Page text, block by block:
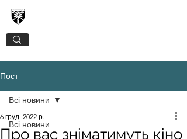
Пост
Всі новини
Всі новини
Про вас зніматимуть кіно
6 груд. 2022 р.